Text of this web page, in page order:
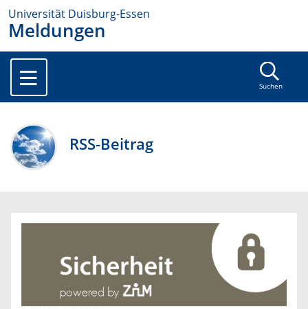
Universität Duisburg-Essen
Meldungen
Suchen
RSS-Beitrag